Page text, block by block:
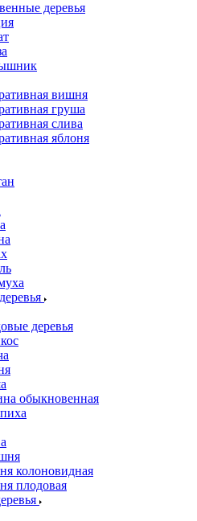
деревья
вишня
груша
слива
яблоня
деревья
обыкновенная
колоновидная
плодовая